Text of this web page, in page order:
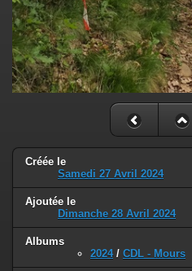
Créée le
Samedi 27 Avril 2024
Ajoutée le
Dimanche 28 Avril 2024
Albums
2024/ CDL - Mours